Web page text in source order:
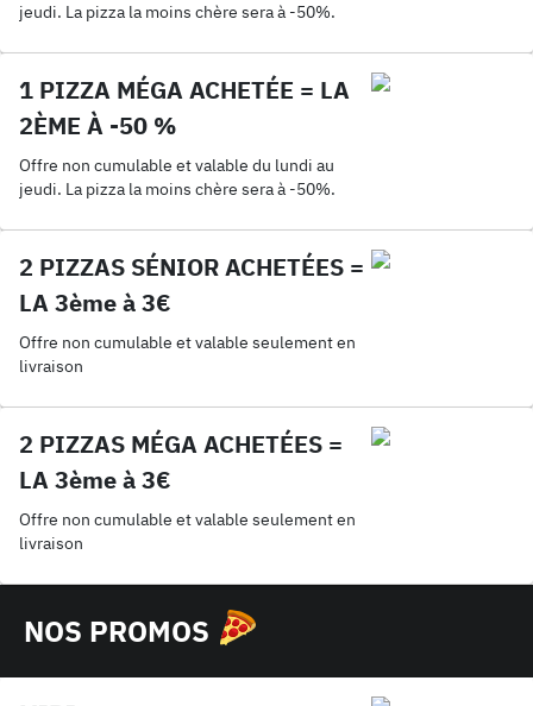
jeudi. La pizza la moins chère sera à -50%.
1 PIZZA MÉGA ACHETÉE = LA
2ÈME À -50 %
Offre non cumulable et valable du lundi au
jeudi. La pizza la moins chère sera à -50%.
2 PIZZAS SÉNIOR ACHETÉES =
LA 3ème à 3€
Offre non cumulable et valable seulement en
livraison
2 PIZZAS MÉGA ACHETÉES =
LA 3ème à 3€
Offre non cumulable et valable seulement en
livraison
NOS PROMOS